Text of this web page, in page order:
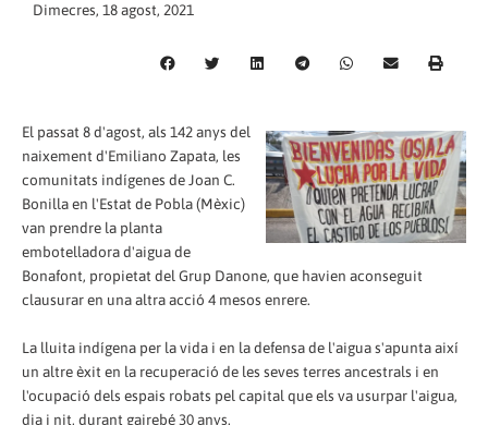
Dimecres, 18 agost, 2021
El passat 8 d'agost, als 142 anys del
naixement d'Emiliano Zapata, les
comunitats indígenes de Joan C.
Bonilla en l'Estat de Pobla (Mèxic)
van prendre la planta
embotelladora d'aigua de
Bonafont, propietat del Grup Danone, que havien aconseguit
clausurar en una altra acció 4 mesos enrere.
La lluita indígena per la vida i en la defensa de l'aigua s'apunta així
un altre èxit en la recuperació de les seves terres ancestrals i en
l'ocupació dels espais robats pel capital que els va usurpar l'aigua,
dia i nit, durant gairebé 30 anys.